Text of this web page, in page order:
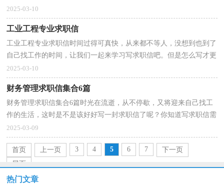
要怎么写？想必这让大家都很苦恼吧，以下是小编收集...
2025-03-10
工业工程专业求职信
工业工程专业求职信时间过得可真快，从来都不等人，没想到也到了
自己找工作的时间，让我们一起来学习写求职信吧。但是怎么写才更
能吸引眼球呢？下面是小编收集整理的工业工程专业求...
2025-03-10
财务管理求职信集合6篇
财务管理求职信集合6篇时光在流逝，从不停歇，又将迎来自己找工
作的生活，这时是不是该好好写一封求职信了呢？你知道写求职信需
要注意哪些问题吗？下面是小编帮大家整理的财务管理求...
2025-03-09
首页 上一页 3 4 5 6 7
下一页
尾页
热门文章